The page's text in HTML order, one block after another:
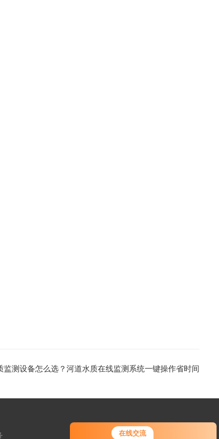
在线交流
您好！欢迎前来咨询，很高兴为您
监测设备怎么选？河道水质在线监测系统一键操作省时间